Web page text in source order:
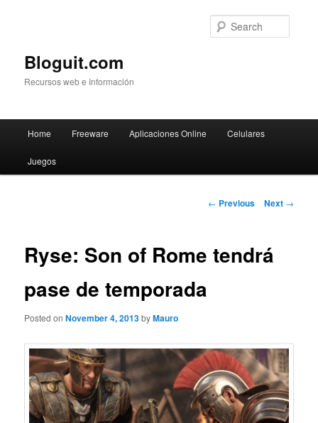
Bloguit.com
Recursos web e Información
Skip
to
Home Freeware Aplicaciones Online Celulares
Juegos
Post
← Previous Next →
Ryse: Son of Rome tendrá
pase de temporada
Posted onNovember 4, 2013byMauro